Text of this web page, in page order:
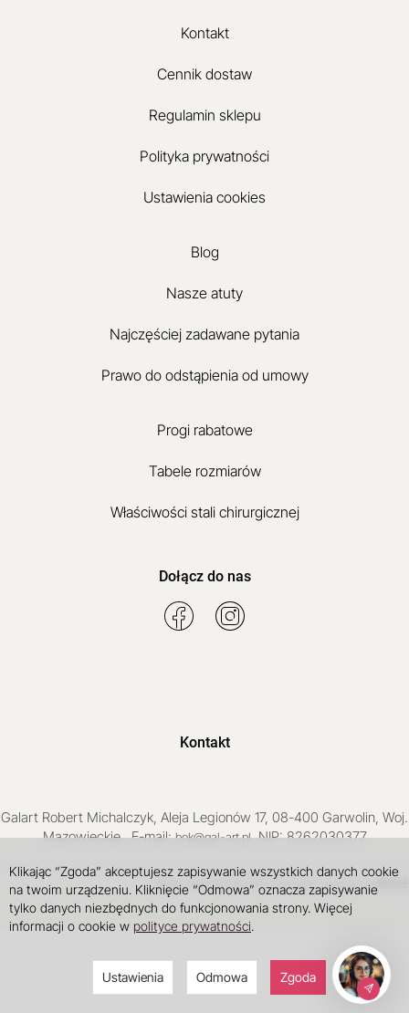
Kontakt
Cennik dostaw
Regulamin sklepu
Polityka prywatności
Ustawienia cookies
Blog
Nasze atuty
Najczęściej zadawane pytania
Prawo do odstąpienia od umowy
Progi rabatowe
Tabele rozmiarów
Właściwości stali chirurgicznej
Dołącz do nas
Kontakt
Galart Robert Michalczyk, Aleja Legionów 17, 08-400 Garwolin, Woj.
Mazowieckie,, E-mail:bok@gal-art.pl, NIP: 8262030377
Sklep internetowy SOTE projekt i wdrożenie
Klikając “Zgoda” akceptujesz zapisywanie wszystkich danych cookie
na twoim urządzeniu. Kliknięcie “Odmowa” oznacza zapisywanie
tylko danych niezbędnych do funkcjonowania strony. Więcej
informacji o cookie w polityce prywatności.
Ustawienia Odmowa Zgoda